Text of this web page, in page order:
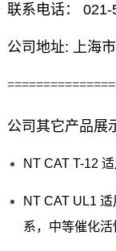
联系电话： 021-
公司地址: 上海
公司其它产品展
NT CAT T-12
NT CAT UL1
系，中等催化活